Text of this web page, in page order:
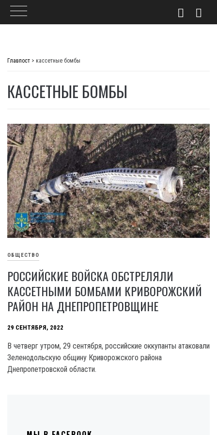
Главпост > кассетные бомбы
КАССЕТНЫЕ БОМБЫ
ОБЩЕСТВО
РОССИЙСКИЕ ВОЙСКА ОБСТРЕЛЯЛИ
КАССЕТНЫМИ БОМБАМИ КРИВОРОЖСКИЙ
РАЙОН НА ДНЕПРОПЕТРОВЩИНЕ
29 СЕНТЯБРЯ, 2022
В четверг утром, 29 сентября, российские оккупанты атаковали
Зеленодольскую общину Криворожского района
Днепропетровской области.